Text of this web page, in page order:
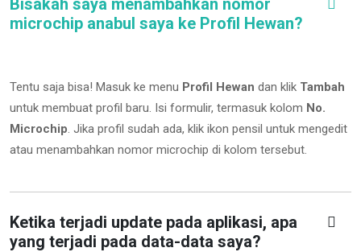
Bisakah saya menambahkan nomor
microchip anabul saya ke Profil Hewan?
Tentu saja bisa! Masuk ke menu Profil Hewan dan klik Tambah
untuk membuat profil baru. Isi formulir, termasuk kolom No.
Microchip. Jika profil sudah ada, klik ikon pensil untuk mengedit
atau menambahkan nomor microchip di kolom tersebut.
Ketika terjadi update pada aplikasi, apa
yang terjadi pada data-data saya?